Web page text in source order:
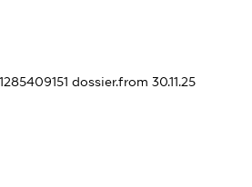
dossier.from 30.11.25